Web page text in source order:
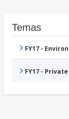
Temas
FY17 -
FY17 -